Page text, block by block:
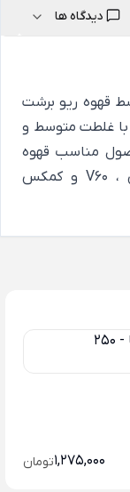
دیدگاه ها
قهوه ریو برشت
با غلطت متوسط و
مناسب قهوه
ساز های فیلتری ، موکاپات ، فرنچ پرس ، V60 و کمکس
1,275,000تومان